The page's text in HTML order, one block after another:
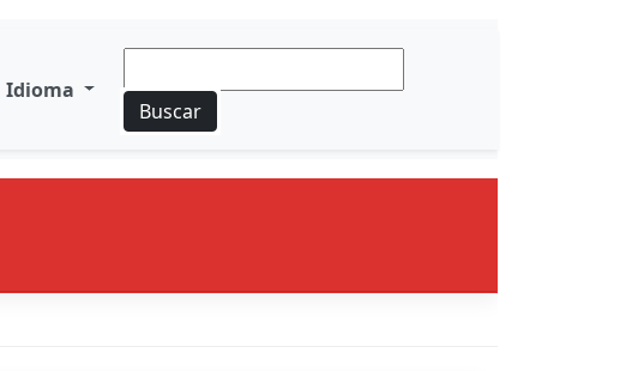
Idioma
Buscar